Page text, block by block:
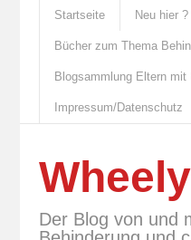
Startseite Neu hier ?
Bücher zum Thema
Blogsammlung Eltern
Impressum/Datenschutz
Der Blog von und